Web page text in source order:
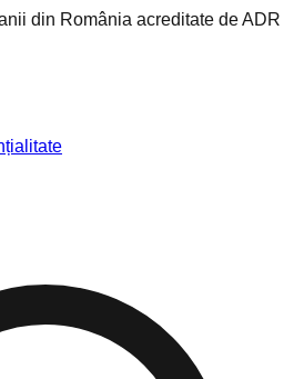
din România acreditate de ADR